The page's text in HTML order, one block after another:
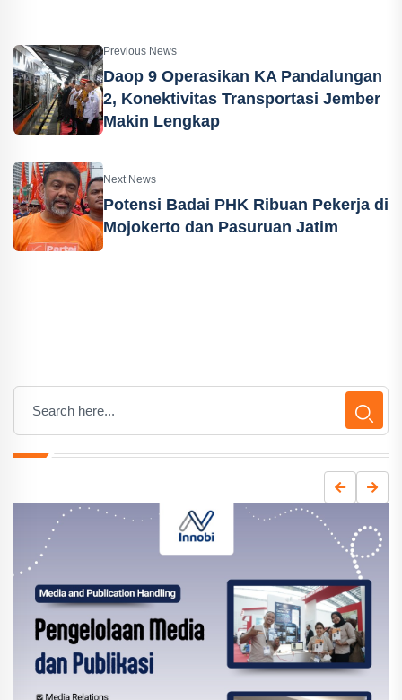
Previous News
Daop 9 Operasikan KA Pandalungan
2, Konektivitas Transportasi Jember
Makin Lengkap
Next News
Potensi Badai PHK Ribuan Pekerja di
Mojokerto dan Pasuruan Jatim